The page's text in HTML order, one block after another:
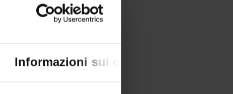
Informazioni sui cookie